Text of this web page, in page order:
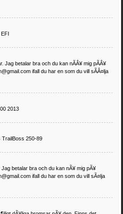
Jag betalar bra och du kan nÃÂ¥ mig pÃÂ¥
ifall du har en som du vill sÃÂ¤lja
2013
TrailBoss 250-89
betalar bra och du kan nÃ¥ mig pÃ¥
ifall du har en som du vill sÃ¤lja